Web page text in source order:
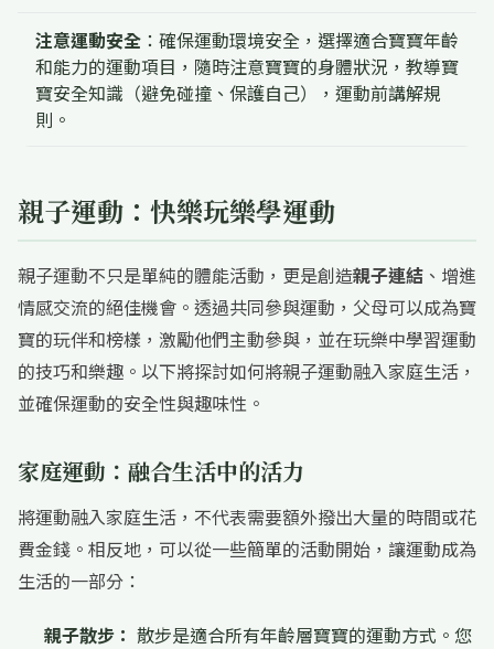
注意運動安全 ：確保運動環境安全，選擇適合寶寶年齡
和能力的運動項目，隨時注意寶寶的身體狀況，教導寶
寶安全知識（避免碰撞、保護自己），運動前講解規
則。
親子運動：快樂玩樂學運動
親子運動不只是單純的體能活動，更是創造親子連結 、增進
情感交流的絕佳機會。透過共同參與運動，父母可以成為寶
寶的玩伴和榜樣，激勵他們主動參與，並在玩樂中學習運動
的技巧和樂趣。以下將探討如何將親子運動融入家庭生活，
並確保運動的安全性與趣味性。
家庭運動：融合生活中的活力
將運動融入家庭生活，不代表需要額外撥出大量的時間或花
費金錢。相反地，可以從一些簡單的活動開始，讓運動成為
生活的一部分：
親子散步： 散步是適合所有年齡層寶寶的運動方式。您